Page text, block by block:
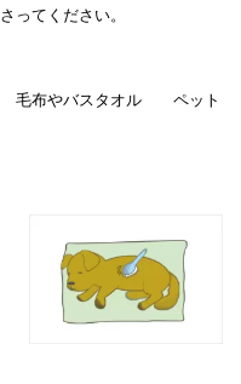
ってください。
布やバスタオル ペット